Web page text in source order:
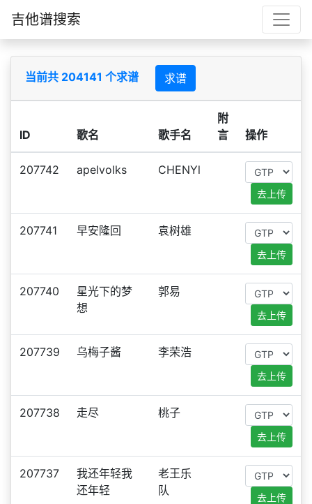
吉他谱搜索
当前共 204141 个求谱 求谱
ID 歌名 歌手名
附
言
操作
207742 apelvolks CHENYl
去上传
207741 早安隆回 袁树雄
去上传
207740
星光下的梦
想
郭易
去上传
207739 乌梅子酱 李荣浩
去上传
207738 走尽 桃子
去上传
207737
我还年轻我
还年轻
老王乐
队
去上传